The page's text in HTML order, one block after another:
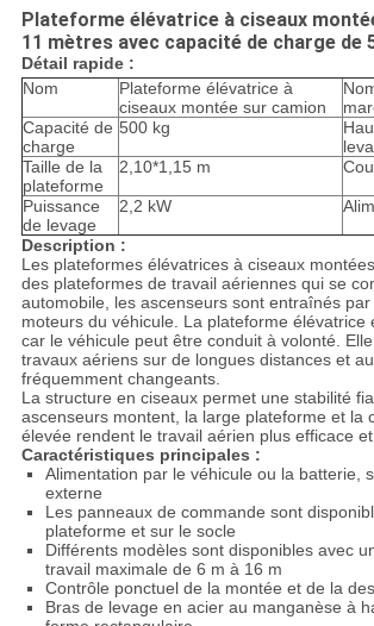
Plateforme élévatrice à ciseaux
11 mètres avec capacité de charge de
Détail rapide :
Nom
Plateforme élévatrice à
ciseaux montée sur camion
Capacité de
charge
500 kg
Taille de la
plateforme
2,10*1,15 m
Puissance
de levage
2,2 kW
Description :
Les plateformes élévatrices à ciseaux
des plateformes de travail aériennes qui se
automobile, les ascenseurs sont entraînés
moteurs du véhicule. La plateforme élévatrice
car le véhicule peut être conduit à volonté.
travaux aériens sur de longues distances et
fréquemment changeants.
La structure en ciseaux permet une stabilité
ascenseurs montent, la large plateforme et la
élevée rendent le travail aérien plus efficace
Caractéristiques principales :
Alimentation par le véhicule ou la batterie,
externe
Les panneaux de commande sont
plateforme et sur le socle
Différents modèles sont disponibles avec
travail maximale de 6 m à 16 m
Contrôle ponctuel de la montée et de la
Bras de levage en acier au manganèse à